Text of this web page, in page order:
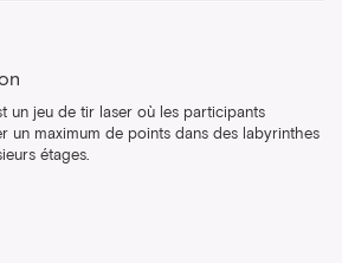
un jeu de tir laser où les participants
un maximum de points dans des labyrinthes
étages.